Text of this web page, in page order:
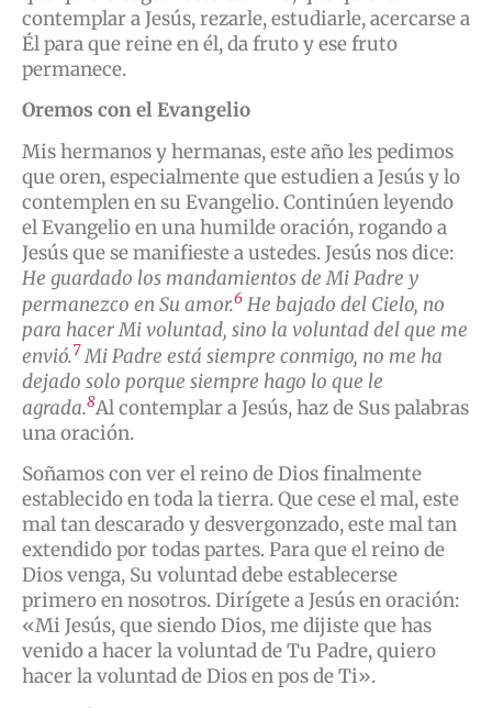
contemplar a Jesús, rezarle, estudiarle, acercarse a
Él para que reine en él, da fruto y ese fruto
permanece.
Oremos con el Evangelio
Mis hermanos y hermanas, este año les pedimos
que oren, especialmente que estudien a Jesús y lo
contemplen en su Evangelio. Continúen leyendo
el Evangelio en una humilde oración, rogando a
Jesús que se manifieste a ustedes. Jesús nos dice:
He guardado los mandamientos de Mi Padre y
permanezco en Su amor.6 He bajado del Cielo, no
para hacer Mi voluntad, sino la voluntad del que me
envió.7Mi Padre está siempre conmigo, no me ha
dejado solo porque siempre hago lo que le
agrada.8Al contemplar a Jesús, haz de Sus palabras
una oración.
Soñamos con ver el reino de Dios finalmente
establecido en toda la tierra. Que cese el mal, este
mal tan descarado y desvergonzado, este mal tan
extendido por todas partes. Para que el reino de
Dios venga, Su voluntad debe establecerse
primero en nosotros. Dirígete a Jesús en oración:
«Mi Jesús, que siendo Dios, me dijiste que has
venido a hacer la voluntad de Tu Padre, quiero
hacer la voluntad de Dios en pos de Ti».